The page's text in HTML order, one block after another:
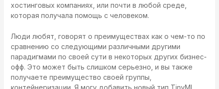
хостинговых компаниях, или почти в любой среде,
которая получала помощь с человеком.
Люди любят, говорят о преимуществах как о чем-то по
сравнению со следующими различными другими
парадигмами по своей сути в некоторых других бизнес-
офф. Это может быть слишком серьезно, и вы также
получаете преимущество своей группы,
контейнеризации. Я могу добавить новый тип TinyML,